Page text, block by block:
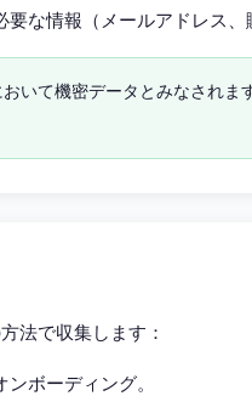
な情報（メールアドレス、
いて機密データとみなされ
法で収集します：
ボーディング。